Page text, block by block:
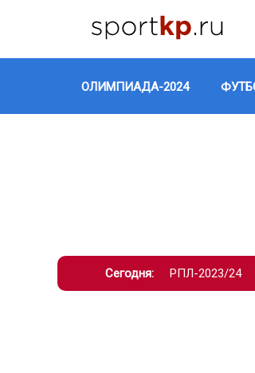
ОЛИМПИАДА-2024
Сегодня: РПЛ-2023/24